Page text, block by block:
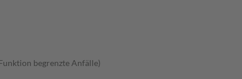
begrenzte Anfälle)